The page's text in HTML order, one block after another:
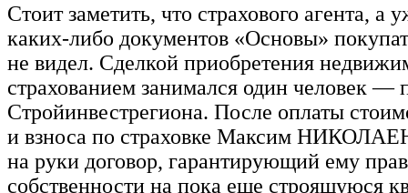
Стоит заметить, что страхового агента, а
каких-либо документов «Основы»
не видел. Сделкой приобретения
страхованием занимался один человек —
Стройинвестрегиона. После оплаты
и взноса по страховке Максим
на руки договор, гарантирующий ему
собственности на пока еще строящуюся